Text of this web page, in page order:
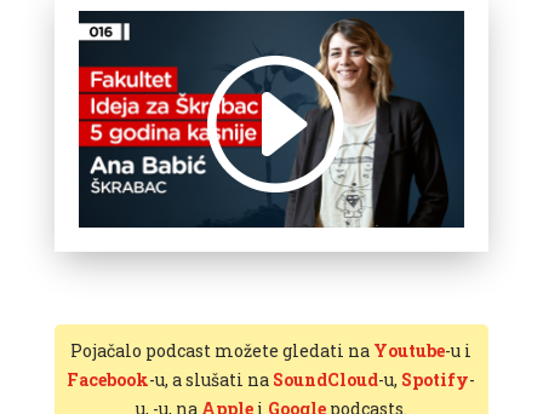
Pojačalo podcast možete gledati na Youtube-u i
Facebook-u, a slušati na SoundCloud-u, Spotify-
u, -u, na Applei Googlepodcasts.